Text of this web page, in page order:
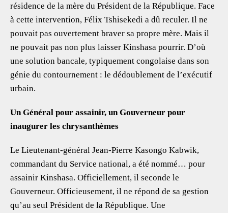
résidence de la mère du Président de la République. Face
à cette intervention, Félix Tshisekedi a dû reculer. Il ne
pouvait pas ouvertement braver sa propre mère. Mais il
ne pouvait pas non plus laisser Kinshasa pourrir. D’où
une solution bancale, typiquement congolaise dans son
génie du contournement : le dédoublement de l’exécutif
urbain.
Un Général pour assainir, un Gouverneur pour
inaugurer les chrysanthèmes
Le Lieutenant-général Jean-Pierre Kasongo Kabwik,
commandant du Service national, a été nommé… pour
assainir Kinshasa. Officiellement, il seconde le
Gouverneur. Officieusement, il ne répond de sa gestion
qu’au seul Président de la République. Une